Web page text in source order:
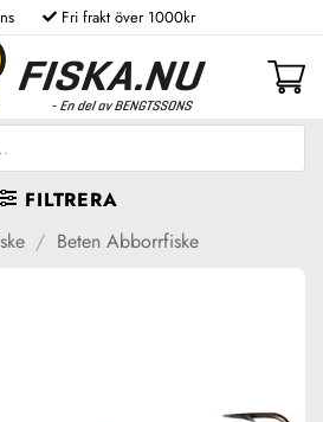
Fri frakt över 1000kr
FILTRERA
/ Beten Abborrfiske